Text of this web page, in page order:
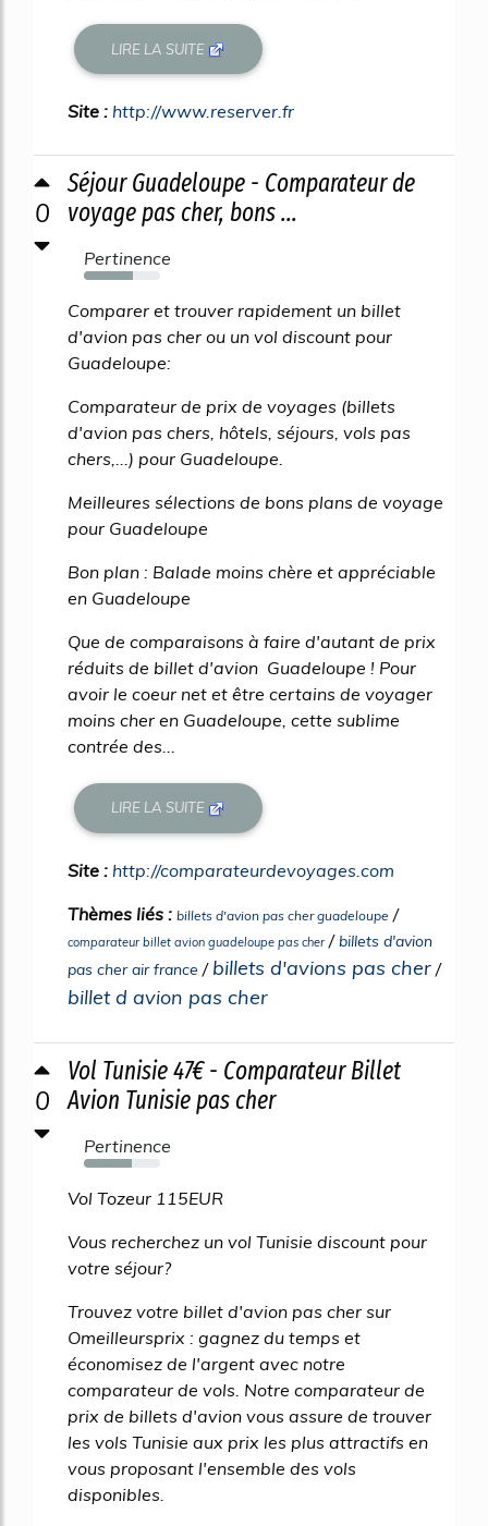
LIRE LA SUITE
Site : http://www.reserver.fr
0
Séjour Guadeloupe - Comparateur de
voyage pas cher, bons ...
Pertinence
64%
Comparer et trouver rapidement un billet
d'avion pas cher ou un vol discount pour
Guadeloupe:
Comparateur de prix de voyages (billets
d'avion pas chers, hôtels, séjours, vols pas
chers,...) pour Guadeloupe.
Meilleures sélections de bons plans de voyage
pour Guadeloupe
Bon plan : Balade moins chère et appréciable
en Guadeloupe
Que de comparaisons à faire d'autant de prix
réduits de billet d'avion Guadeloupe ! Pour
avoir le coeur net et être certains de voyager
moins cher en Guadeloupe, cette sublime
contrée des...
LIRE LA SUITE
Site : http://comparateurdevoyages.com
Thèmes liés : billets d'avion pas cher guadeloupe /
comparateur billet avion guadeloupe pas cher /billets d'avion
pas cher air france / billets d'avions pas cher /
billet d avion pas cher
0
Vol Tunisie 47€ - Comparateur Billet
Avion Tunisie pas cher
Pertinence
63%
Vol Tozeur 115EUR
Vous recherchez un vol Tunisie discount pour
votre séjour?
Trouvez votre billet d'avion pas cher sur
Omeilleursprix : gagnez du temps et
économisez de l'argent avec notre
comparateur de vols. Notre comparateur de
prix de billets d'avion vous assure de trouver
les vols Tunisie aux prix les plus attractifs en
vous proposant l'ensemble des vols
disponibles.